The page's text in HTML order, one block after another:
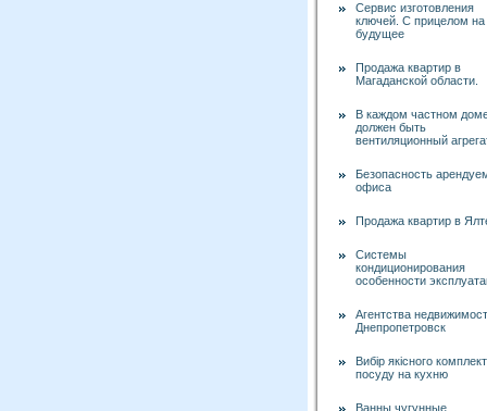
Сервис изготовления
ключей. С прицелом на
будущее
Продажа квартир в
Магаданской области.
В каждом частном
должен быть
вентиляционный
Безопасность
офиса
Продажа квартир в
Системы
кондиционирования
особенности
Агентства
Днепропетровск
Вибір якісного
посуду на кухню
Ванны чугунные